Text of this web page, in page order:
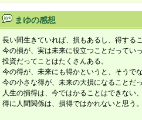
まゆの感想
長い間生きていれば、損もあるし、得する
今の損が、実は未来に役立つことだってい
投資だってことはたくさんある。
今の得が、未来にも得かというと、そうで
今の小さな得が、未来の大損になることだ
人生の損得は、今ではかることはできない
得に人間関係は、損得ではかれないと思う